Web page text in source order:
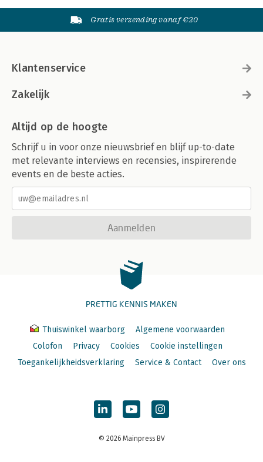
Gratis verzending vanaf €20
Klantenservice
Zakelijk
Altijd op de hoogte
Schrijf u in voor onze nieuwsbrief en blijf up-to-date
met relevante interviews en recensies, inspirerende
events en de beste acties.
Aanmelden
PRETTIG KENNIS MAKEN
Thuiswinkel waarborg
Algemene voorwaarden
Colofon
Privacy Cookies
Cookie instellingen
Toegankelijkheidsverklaring
Service & Contact Over ons
© 2026 Mainpress BV